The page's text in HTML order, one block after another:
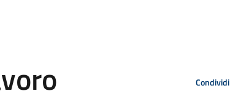
Condividi